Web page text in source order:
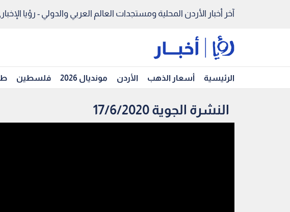
آخر أخبار الأردن المحلية ومستجدات العالم العربي والدولي - رؤيا
الرئيسية أسعار الذهب الأردن مونديال 2026 فلسطين
النشرة الجوية 17/6/2020